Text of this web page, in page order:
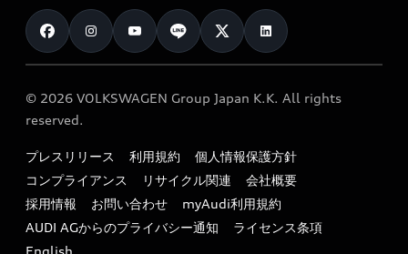
カタログ一覧
車検 / 定期点検
e-tronアフターサポート
myAudi
クオリティ
保証
メンテナンス
ファイナンス
キャンペーン / イベント
買取査定
お知らせ
オーナー様向けキャンペーン
特定整備適用車一覧
リサイクル法
よくある質問（FAQ）
© 2026 VOLKSWAGEN Group Japan K.K. All rights
reserved.
プレスリリース 利用規約
個人情報保護方針
コンプライアンス
リサイクル関連
会社概要
採用情報
お問い合わせ
myAudi利用規約
AUDI AGからのプライバシー通知
ライセンス条項
English